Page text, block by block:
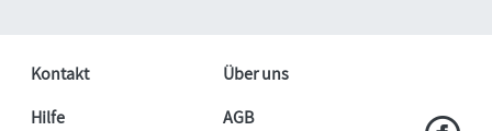
Kontakt
Über uns
Hilfe
AGB